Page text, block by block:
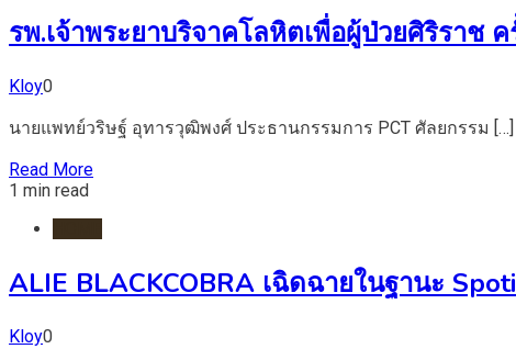
รพ.เจ้าพระยาบริจาคโลหิตเพื่อผู้ป่วยศิริราช
Kloy0
นายแพทย์วริษฐ์ อุทารวุฒิพงศ์ ประธานกรรมการ PCT ศัลยกรรม […]
Read More
1 min read
ALIE BLACKCOBRA เฉิดฉายในฐานะ
Kloy0